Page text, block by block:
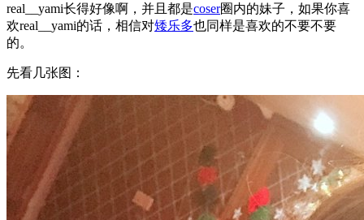
real__yami长得好像啊，并且都是coser圈内的妹子，如果你喜
欢real__yami的话，相信对矮乐多也同样是喜欢的不要不要
的。
先看几张图：